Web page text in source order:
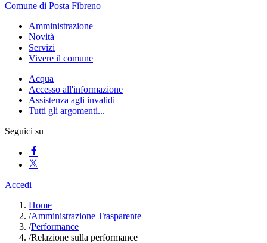
Comune di Posta Fibreno
Amministrazione
Novità
Servizi
Vivere il comune
Acqua
Accesso all'informazione
Assistenza agli invalidi
Tutti gli argomenti...
Seguici su
Accedi
Home
/Amministrazione Trasparente
/Performance
/Relazione sulla performance